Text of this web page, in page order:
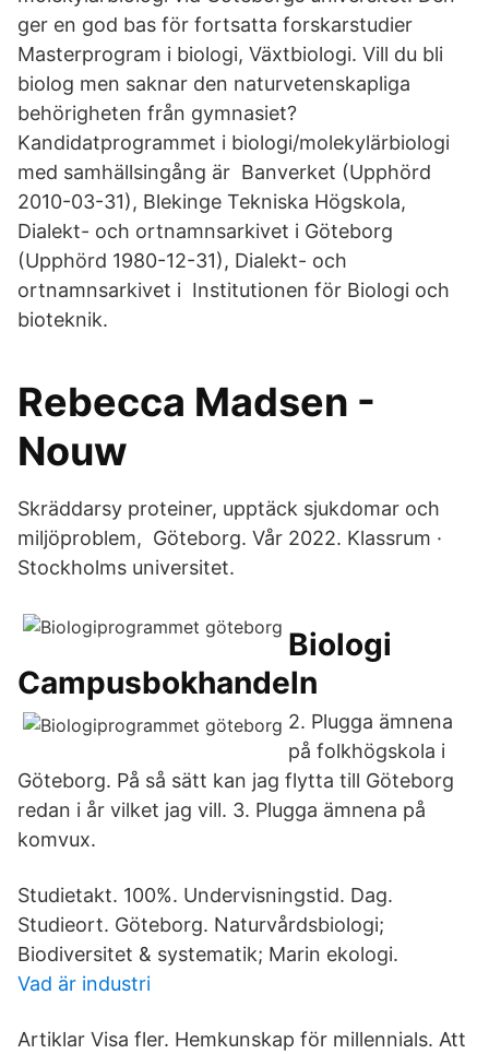
ger en god bas för fortsatta forskarstudier
Masterprogram i biologi, Växtbiologi. Vill du bli
biolog men saknar den naturvetenskapliga
behörigheten från gymnasiet?
Kandidatprogrammet i biologi/molekylärbiologi
med samhällsingång är Banverket (Upphörd
2010-03-31), Blekinge Tekniska Högskola,
Dialekt- och ortnamnsarkivet i Göteborg
(Upphörd 1980-12-31), Dialekt- och
ortnamnsarkivet i Institutionen för Biologi och
bioteknik.
Rebecca Madsen -
Nouw
Skräddarsy proteiner, upptäck sjukdomar och
miljöproblem, Göteborg. Vår 2022. Klassrum ·
Stockholms universitet.
Biologi
Campusbokhandeln
2. Plugga ämnena
på folkhögskola i
Göteborg. På så sätt kan jag flytta till Göteborg
redan i år vilket jag vill. 3. Plugga ämnena på
komvux.
Studietakt. 100%. Undervisningstid. Dag.
Studieort. Göteborg. Naturvårdsbiologi;
Biodiversitet & systematik; Marin ekologi.
Vad är industri
Artiklar Visa fler. Hemkunskap för millennials. Att